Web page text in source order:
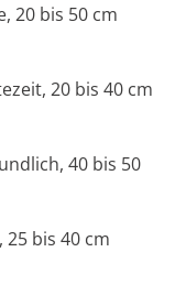
20 bis 50 cm
20 bis 40 cm
40 bis 50
25 bis 40 cm